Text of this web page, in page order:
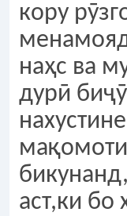
кору
наҳс ва
дурӣ
аст,ки бо